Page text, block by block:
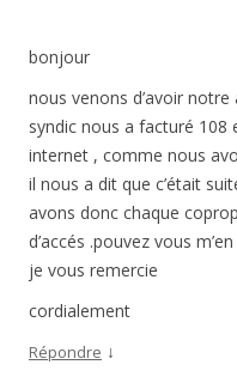
bonjour
nous venons d’avoir
syndic nous a facturé 108
internet , comme nous
il nous a dit que c’était
avons donc chaque
d’accés .pouvez vous
je vous remercie
cordialement
Répondre ↓